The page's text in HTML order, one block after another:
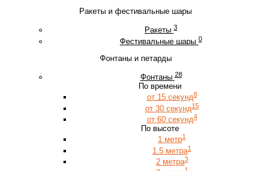
Ракеты и фестивальные шары
Ракеты 3
Фестивальные шары 0
Фонтаны и петарды
Фонтаны 28
По времени
от 15 секунд8
от 30 секунд15
от 60 секунд4
По высоте
1 метр1
1.5 метра1
2 метра3